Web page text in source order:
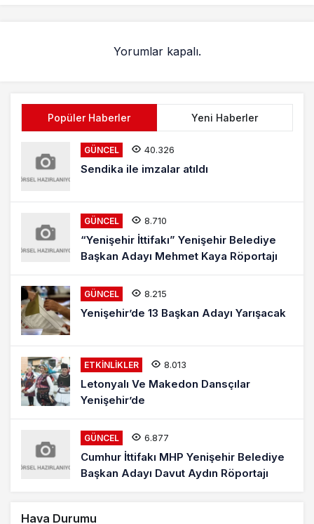
Yorumlar kapalı.
Popüler Haberler Yeni Haberler
GÜNCEL 40.326
Sendika ile imzalar atıldı
GÜNCEL 8.710
“Yenişehir İttifakı” Yenişehir Belediye
Başkan Adayı Mehmet Kaya Röportajı
GÜNCEL 8.215
Yenişehir’de 13 Başkan Adayı Yarışacak
ETKINLIKLER 8.013
Letonyalı Ve Makedon Dansçılar
Yenişehir’de
GÜNCEL 6.877
Cumhur İttifakı MHP Yenişehir Belediye
Başkan Adayı Davut Aydın Röportajı
Hava Durumu